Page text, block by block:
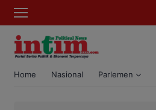
Home Nasional Parlemen